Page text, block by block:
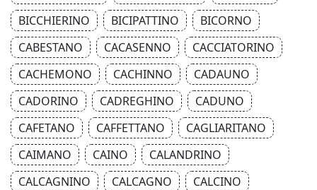
BICCHIERINO
BICIPATTINO
BICORNO
CABESTANO
CACASENNO
CACCIATORINO
CACHEMONO
CACHINNO
CADAUNO
CADORINO
CADREGHINO
CADUNO
CAFETANO
CAFFETTANO
CAGLIARITANO
CAIMANO
CAINO
CALANDRINO
CALCAGNINO
CALCAGNO
CALCINO